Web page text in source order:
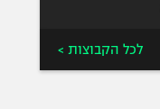
לכל הקבוצות >